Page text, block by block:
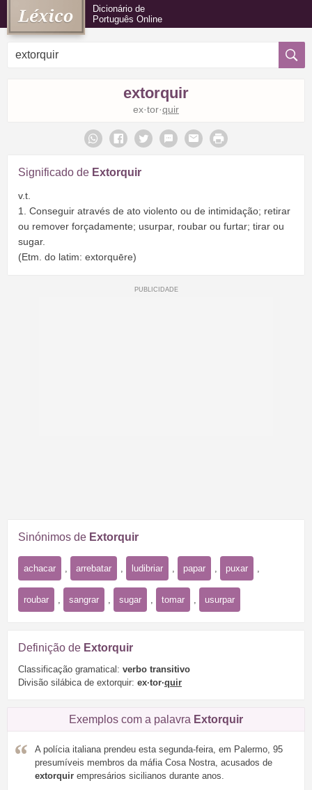
Dicionário de
Português Online
extorquir
ex·tor·quir
Significado de Extorquir
v.t.
1. Conseguir através de ato violento ou de intimidação; retirar
ou remover forçadamente; usurpar, roubar ou furtar; tirar ou
sugar.
(Etm. do latim: extorquēre)
Sinónimos de Extorquir
achacar arrebatar ludibriar papar puxar
roubar sangrar sugar tomar usurpar
Definição de Extorquir
Classificação gramatical: verbo transitivo
Divisão silábica de extorquir: ex·tor·quir
Exemplos com a palavra Extorquir
A polícia italiana prendeu esta segunda-feira, em Palermo, 95
presumíveis membros da máfia Cosa Nostra, acusados de
extorquir empresários sicilianos durante anos.